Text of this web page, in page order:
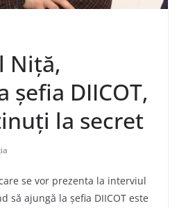
Niță,
șefia DIICOT,
la secret
se vor prezenta la interviul
să ajungă la șefia DIICOT este